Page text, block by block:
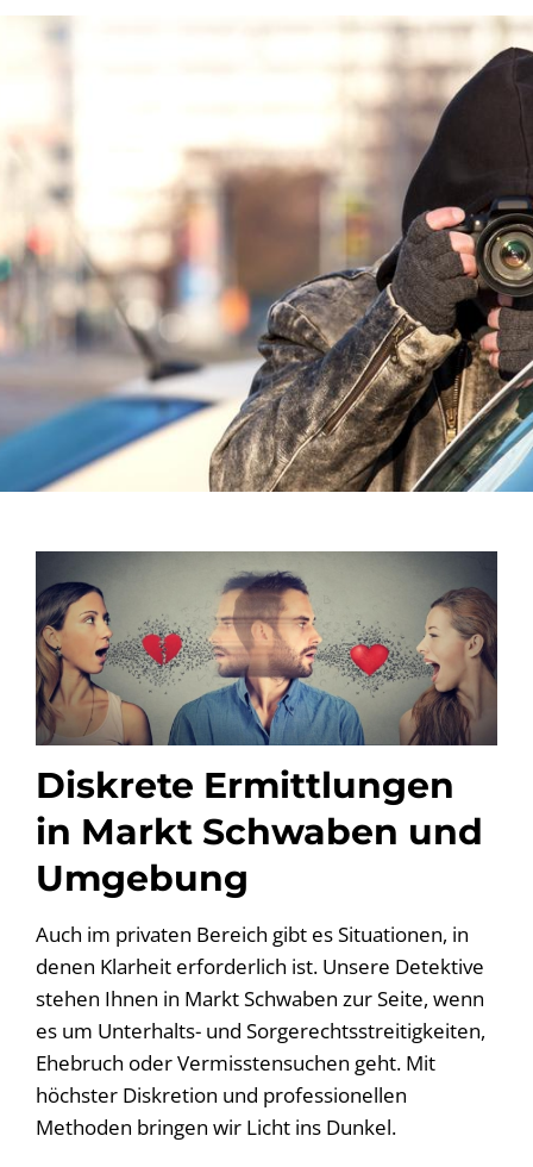
Diskrete Ermittlungen
in Markt Schwaben und
Umgebung
Auch im privaten Bereich gibt es Situationen, in
denen Klarheit erforderlich ist. Unsere Detektive
stehen Ihnen in Markt Schwaben zur Seite, wenn
es um Unterhalts- und Sorgerechtsstreitigkeiten,
Ehebruch oder Vermisstensuchen geht. Mit
höchster Diskretion und professionellen
Methoden bringen wir Licht ins Dunkel.